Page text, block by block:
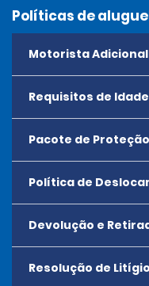
Políticas de
Motorista Adicional
· Todos os
requisitos de aluguel.
· Os motoristas
balcão de aluguel
· Os motoristas
aluguel.
O motorista adicional
Requisitos de Idade
Pacote de
Política de
Devolução e
Resolução de